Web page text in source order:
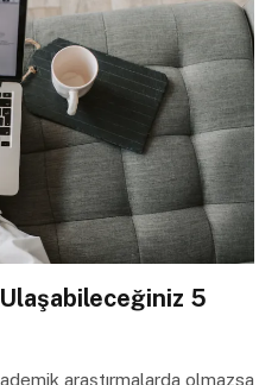
5
araştırmalarda olmazsa